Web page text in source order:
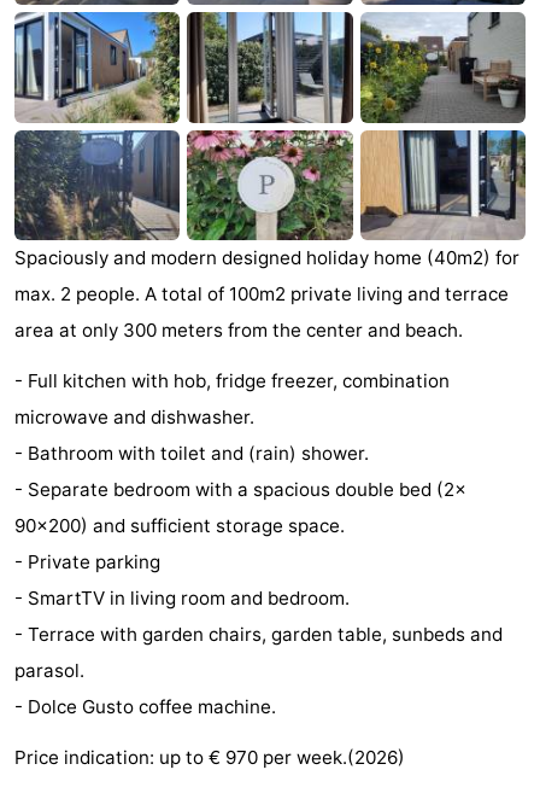
Zandput
Duinzicht
-
Joossesweg
-
Kustlicht
-
Meerpaal
-
Strandcamping
Valkenisse
-
Zee,
en
Duin
Hôtels
minutes
Plages
Voir
et
faire
Lieux
d'intérêt
Musées
-
Galeries
-
Spaciously and modern designed holiday home (40m2) for
max. 2 people. A total of 100m2 private living and terrace
area at only 300 meters from the center and beach.
- Full kitchen with hob, fridge freezer, combination
microwave and dishwasher.
- Bathroom with toilet and (rain) shower.
- Separate bedroom with a spacious double bed (2x
90x200) and sufficient storage space.
- Private parking
- SmartTV in living room and bedroom.
- Terrace with garden chairs, garden table, sunbeds and
parasol.
- Dolce Gusto coffee machine.
Price indication: up to € 970 per week.(2026)